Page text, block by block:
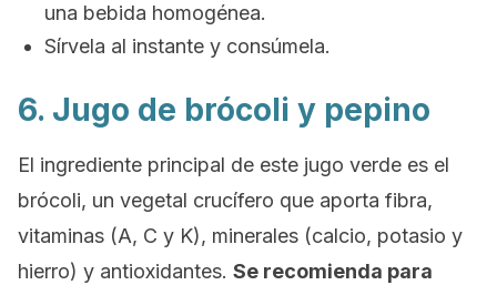
una bebida homogénea.
Sírvela al instante y consúmela.
6. Jugo de brócoli y pepino
El ingrediente principal de este jugo verde es el
brócoli, un vegetal crucífero que aporta fibra,
vitaminas (A, C y K), minerales (calcio, potasio y
hierro) y antioxidantes. Se recomienda para